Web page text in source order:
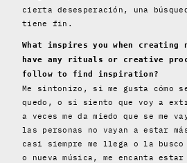
cierta desesperación, una
tiene fin.
What inspires you when creating
have any rituals or creative
follow to find inspiration?
Me sintonizo, si me gusta cómo
quedo, o si siento que voy a
a veces me da miedo que se me
las personas no vayan a estar
casi siempre me llega o la
o nueva música, me encanta estar